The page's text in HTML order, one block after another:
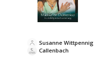
Callenbach
Susanne Wittpennig